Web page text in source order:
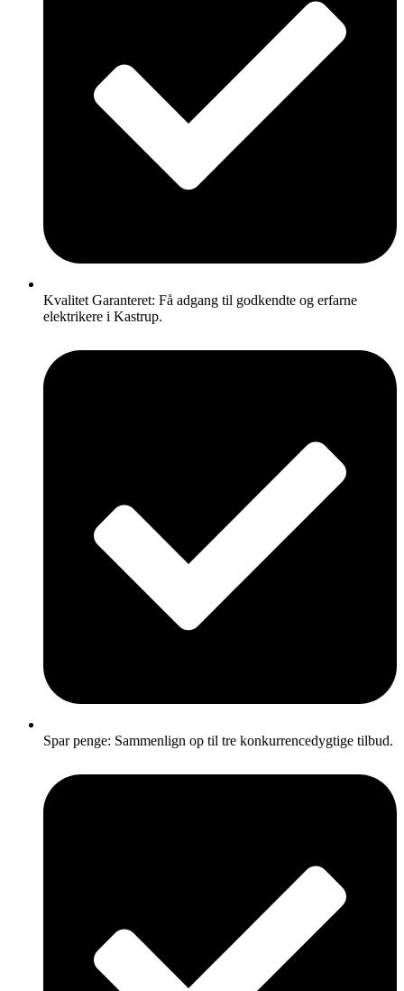
Kvalitet Garanteret: Få adgang til godkendte og erfarne
elektrikere i Kastrup.
Spar penge: Sammenlign op til tre konkurrencedygtige tilbud.